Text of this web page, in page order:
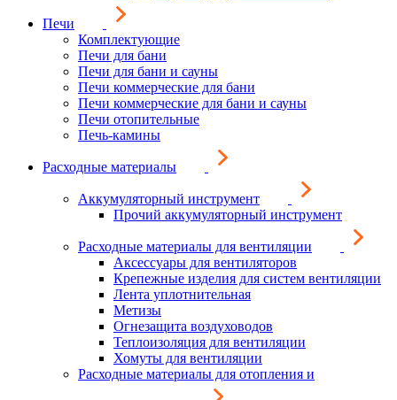
Печи
Комплектующие
Печи для бани
Печи для бани и сауны
Печи коммерческие для бани
Печи коммерческие для бани и сауны
Печи отопительные
Печь-камины
Расходные материалы
Аккумуляторный инструмент
Прочий аккумуляторный инструмент
Расходные материалы для вентиляции
Аксессуары для вентиляторов
Крепежные изделия для систем вентиляции
Лента уплотнительная
Метизы
Огнезащита воздуховодов
Теплоизоляция для вентиляции
Хомуты для вентиляции
Расходные материалы для отопления и